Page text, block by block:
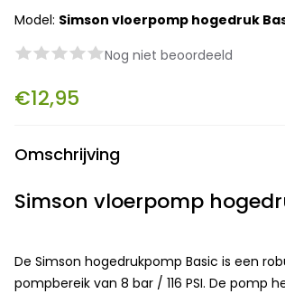
Model: Simson vloerpomp hogedruk
Nog niet beoordeeld
€12,95
Omschrijving
Simson vloerpomp
De Simson hogedrukpomp Basic is een
pompbereik van 8 bar / 116 PSI. De pomp